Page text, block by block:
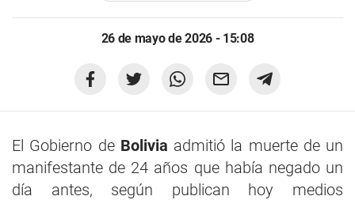
26 de mayo de 2026 - 15:08
El Gobierno de Bolivia admitió la muerte de un
manifestante de 24 años que había negado un
día antes, según publican hoy medios